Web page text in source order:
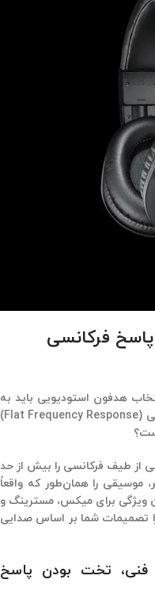
فرکانسی
هدفون استودیویی باید به
آن توجه کنید، پاسخ فرکانسی تخت یا خنثی (Flat Frequency Response)
از طیف فرکانسی را بیش از حد
موسیقی را همان‌طور که واقعاً
برای میکس، مسترینگ و
تصمیمات شما بر اساس صدایی
تخت بودن پاسخ